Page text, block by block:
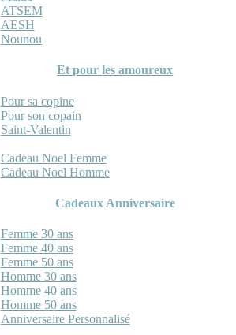
ATSEM
AESH
Nounou
Et pour les amoureux
Pour sa copine
Pour son copain
Saint-Valentin
Cadeau Noel Femme
Cadeau Noel Homme
Cadeaux Anniversaire
Femme 30 ans
Femme 40 ans
Femme 50 ans
Homme 30 ans
Homme 40 ans
Homme 50 ans
Anniversaire Personnalisé